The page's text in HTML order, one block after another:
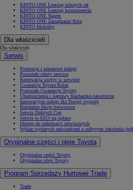
KINTO ONE Leasing niższych rat
KINTO ONE Leasing konsumencki
KINTO ONE Najem
KINTO ONE Zarządzanie flotą
KINTO Mobility
Dla właścicieli
Dla właścicieli
Serwis
Promocje i sezonowe usługi
Pozostałe oferty serwisu
Rezerwacja wizyty w serwisie
Gwarancja Toyota Relax
Pozostałe Gwarancje Toyoty
Ubezpieczenia i naprawy blacharsko-lakiernicze
Innowacyjne usługi dla Twojej wygody
Bezpłatne Akcje Serwisowe
Serwis Dobrych Cen
Serwis w ASO się opłaca
Dostęp do informacji serwisowych
Wykaz wydanych zaświadczeń o odbytym szkoleniu
Oryginalne części i oleje Toyota
Oryginalne części Toyoty
Oryginalne oleje Toyoty
Program Sprzedaży Hurtowej Trade
Trade